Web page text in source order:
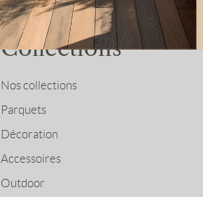
Collections
Nos collections
Parquets
Décoration
Accessoires
Outdoor